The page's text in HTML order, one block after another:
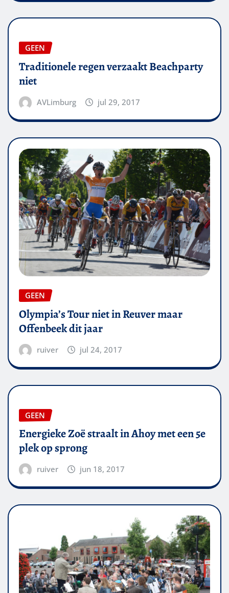
GEEN
Traditionele regen verzaakt Beachparty
niet
AVLimburg jul 29, 2017
GEEN
Olympia’s Tour niet in Reuver maar
Offenbeek dit jaar
ruiver jul 24, 2017
GEEN
Energieke Zoë straalt in Ahoy met een 5e
plek op sprong
ruiver jun 18, 2017